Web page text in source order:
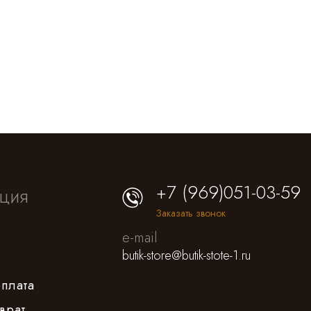
+7 (969)051-03-59
Заказать звонок
e-mail
butik-store@butik-stote-1.ru